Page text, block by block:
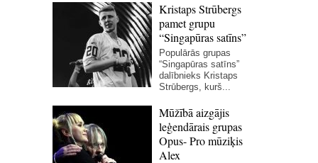
Kristaps Strūbergs
pamet grupu
“Singapūras satīns”
Populārās grupas
“Singapūras satīns”
dalībnieks Kristaps
Strūbergs, kurš...
Mūžībā aizgājis
leģendārais grupas
Opus- Pro mūziķis
Alex